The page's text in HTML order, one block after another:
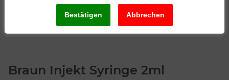
Braun Injekt Syringe 2ml